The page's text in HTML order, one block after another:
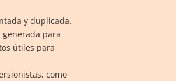
y duplicada.
para
útiles para
como